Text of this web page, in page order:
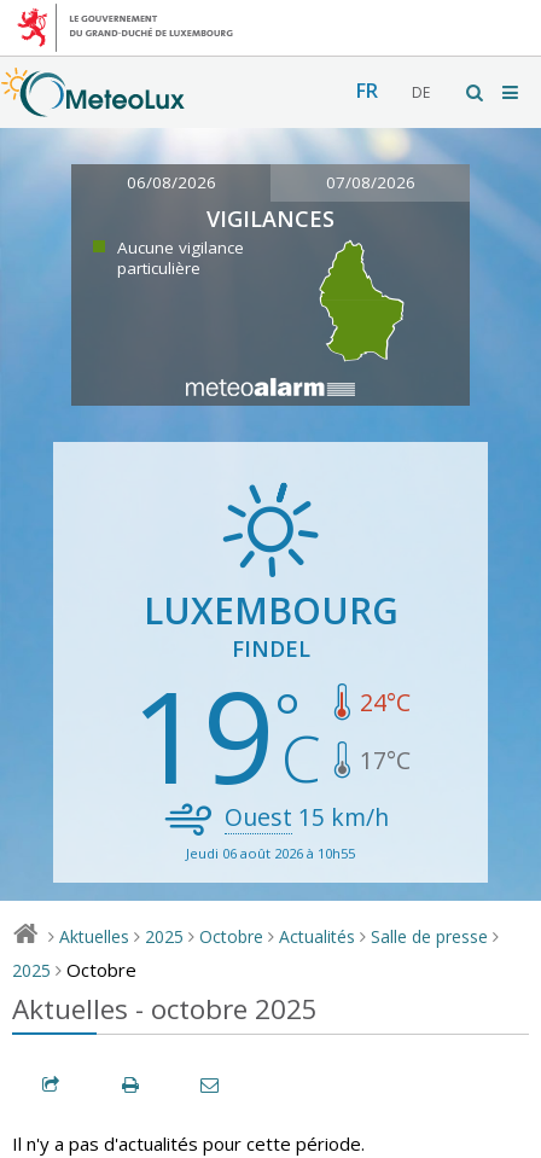
FR DE
06/08/2026 07/08/2026
VIGILANCES
Aucune vigilance
particulière
LUXEMBOURG
FINDEL
19 24°C
17°C
Ouest 15 km/h
Jeudi 06 août 2026 à 10h55
> Aktuelles > 2025 > Octobre > Actualités > Salle de presse >
2025 > Octobre
Aktuelles - octobre 2025
Il n'y a pas d'actualités pour cette période.